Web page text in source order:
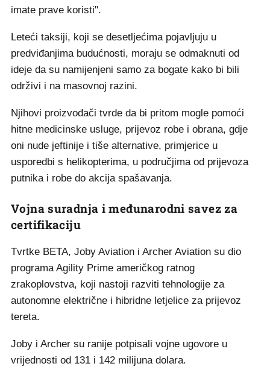
imate prave koristi".
Leteći taksiji, koji se desetljećima pojavljuju u
predviđanjima budućnosti, moraju se odmaknuti od
ideje da su namijenjeni samo za bogate kako bi bili
održivi i na masovnoj razini.
Njihovi proizvođači tvrde da bi pritom mogle pomoći
hitne medicinske usluge, prijevoz robe i obrana, gdje
oni nude jeftinije i tiše alternative, primjerice u
usporedbi s helikopterima, u područjima od prijevoza
putnika i robe do akcija spašavanja.
Vojna suradnja i međunarodni savez za
certifikaciju
Tvrtke BETA, Joby Aviation i Archer Aviation su dio
programa Agility Prime američkog ratnog
zrakoplovstva, koji nastoji razviti tehnologije za
autonomne električne i hibridne letjelice za prijevoz
tereta.
Joby i Archer su ranije potpisali vojne ugovore u
vrijednosti od 131 i 142 milijuna dolara.